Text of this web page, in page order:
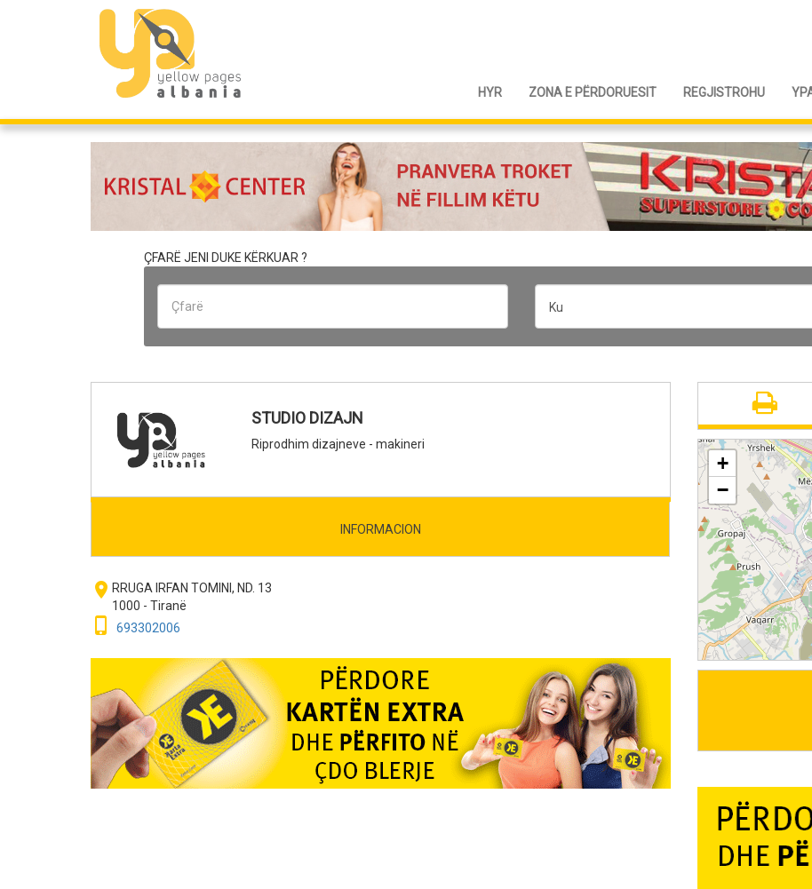
HYR ZONA E PËRDORUESIT REGJISTROHU
ÇFARË JENI DUKE KËRKUAR ?
Ku
STUDIO DIZAJN
Riprodhim dizajneve - makineri
INFORMACION
room RRUGA IRFAN TOMINI, ND. 13
1000 - Tiranë
phone_iphone 693302006
+
−